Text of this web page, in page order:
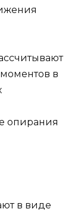
в
опирания
в виде